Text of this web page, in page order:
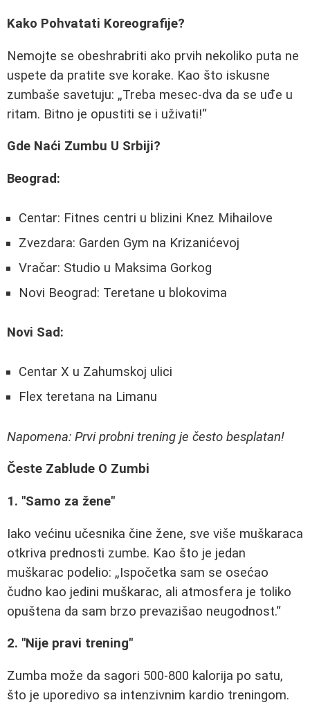
Kako Pohvatati Koreografije?
Nemojte se obeshrabriti ako prvih nekoliko puta ne
uspete da pratite sve korake. Kao što iskusne
zumbaše savetuju:
Treba mesec-dva da se uđe u
ritam. Bitno je opustiti se i uživati!
Gde Naći Zumbu U Srbiji?
Beograd:
Centar: Fitnes centri u blizini Knez Mihailove
Zvezdara: Garden Gym na Krizanićevoj
Vračar: Studio u Maksima Gorkog
Novi Beograd: Teretane u blokovima
Novi Sad:
Centar X u Zahumskoj ulici
Flex teretana na Limanu
Napomena: Prvi probni trening je često besplatan!
Česte Zablude O Zumbi
1. "Samo za žene"
Iako većinu učesnika čine žene, sve više muškaraca
otkriva prednosti zumbe. Kao što je jedan
muškarac podelio:
Ispočetka sam se osećao
čudno kao jedini muškarac, ali atmosfera je toliko
opuštena da sam brzo prevazišao neugodnost.
2. "Nije pravi trening"
Zumba može da sagori 500-800 kalorija po satu,
što je uporedivo sa intenzivnim kardio treningom.